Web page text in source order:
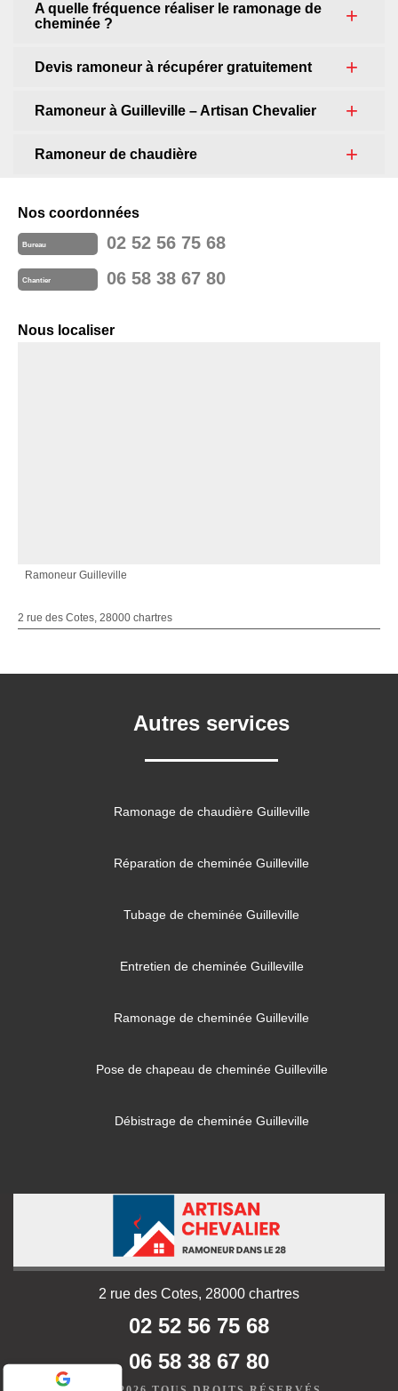
A quelle fréquence réaliser le ramonage de
cheminée ?
Devis ramoneur à récupérer gratuitement
Ramoneur à Guilleville – Artisan Chevalier
Ramoneur de chaudière
Nos coordonnées
Bureau 02 52 56 75 68
Chantier 06 58 38 67 80
Nous localiser
Ramoneur Guilleville
2 rue des Cotes, 28000 chartres
Autres services
Ramonage de chaudière Guilleville
Réparation de cheminée Guilleville
Tubage de cheminée Guilleville
Entretien de cheminée Guilleville
Ramonage de cheminée Guilleville
Pose de chapeau de cheminée Guilleville
Débistrage de cheminée Guilleville
2 rue des Cotes, 28000 chartres
02 52 56 75 68
06 58 38 67 80